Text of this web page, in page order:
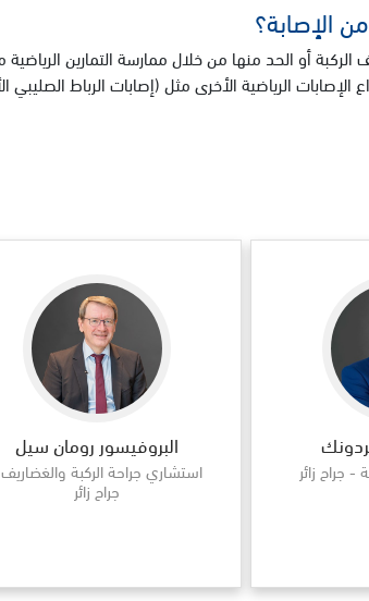
الإصابة؟
أو الحد منها من خلال ممارسة التمارين الرياضية
الإصابات الرياضية الأخرى مثل (إصابات الرباط الصليبي
- جراح زائر
البروفيسور رومان سيل
استشاري جراحة الركبة
جراح زائر